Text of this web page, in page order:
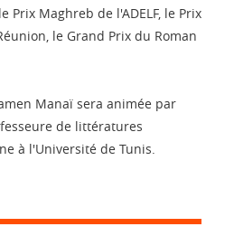
Prix Maghreb de l'ADELF, le Prix
le Grand Prix du Roman
Manaï sera animée par
de littératures
à l'Université de Tunis.